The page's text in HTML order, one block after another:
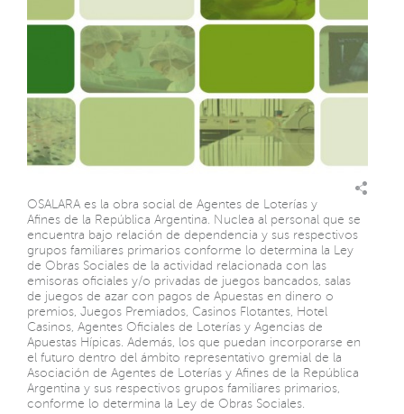
OSALARA es la obra social de Agentes de Loterías y
Afines de la República Argentina. Nuclea al personal que se
encuentra bajo relación de dependencia y sus respectivos
grupos familiares primarios conforme lo determina la Ley
de Obras Sociales de la actividad relacionada con las
emisoras oficiales y/o privadas de juegos bancados, salas
de juegos de azar con pagos de Apuestas en dinero o
premios, Juegos Premiados, Casinos Flotantes, Hotel
Casinos, Agentes Oficiales de Loterías y Agencias de
Apuestas Hípicas. Además, los que puedan incorporarse en
el futuro dentro del ámbito representativo gremial de la
Asociación de Agentes de Loterías y Afines de la República
Argentina y sus respectivos grupos familiares primarios,
conforme lo determina la Ley de Obras Sociales.